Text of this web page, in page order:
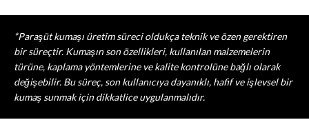
*Paraşüt kumaşı üretim süreci oldukça teknik ve özen gerektiren
bir süreçtir. Kumaşın son özellikleri, kullanılan malzemelerin
türüne, kaplama yöntemlerine ve kalite kontrolüne bağlı olarak
değişebilir. Bu süreç, son kullanıcıya dayanıklı, hafif ve işlevsel bir
kumaş sunmak için dikkatlice uygulanmalıdır.